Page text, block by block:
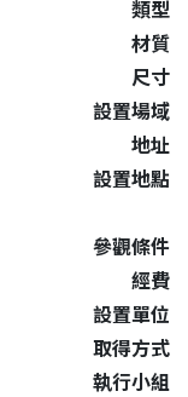
類型
材質
尺寸
設置場域
地址
設置地點
參觀條件
經費
設置單位
取得方式
執行小組